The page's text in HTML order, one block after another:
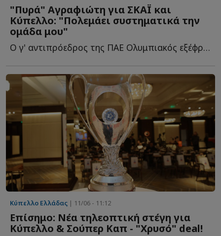
"Πυρά" Αγραφιώτη για ΣΚΑΪ και
Κύπελλο: "Πολεμάει συστηματικά την
ομάδα μου"
Ο γ' αντιπρόεδρος της ΠΑΕ Ολυμπιακός εξέφρασε την αντίθεσή τ...
Κύπελλο Ελλάδας | 11/06 - 11:12
Επίσημο: Νέα τηλεοπτική στέγη για
Κύπελλο & Σούπερ Καπ - "Χρυσό" deal!